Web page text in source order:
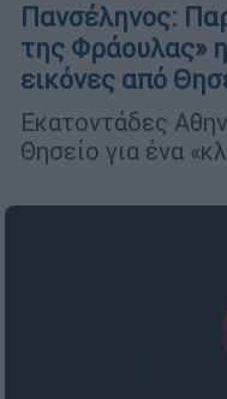
Πανσέληνος:
της Φράουλας»
εικόνες από
Εκατοντάδες
Θησείο για ένα